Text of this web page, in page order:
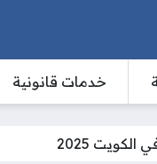
خدمات قانونية
2025